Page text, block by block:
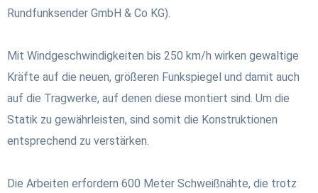
Rundfunksender GmbH & Co KG).
Mit Windgeschwindigkeiten bis 250 km/h wirken gewaltige
Kräfte auf die neuen, größeren Funkspiegel und damit auch
auf die Tragwerke, auf denen diese montiert sind. Um die
Statik zu gewährleisten, sind somit die Konstruktionen
entsprechend zu verstärken.
Die Arbeiten erfordern 600 Meter Schweißnähte, die trotz